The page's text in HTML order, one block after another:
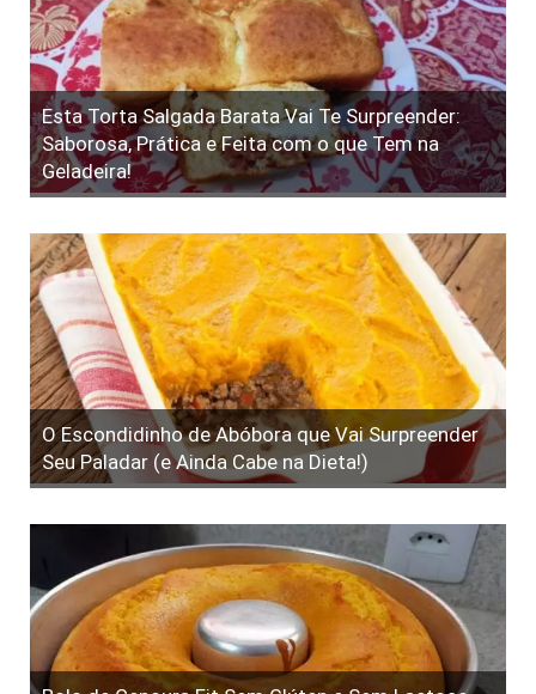
Esta Torta Salgada Barata Vai Te Surpreender:
Saborosa, Prática e Feita com o que Tem na
Geladeira!
O Escondidinho de Abóbora que Vai Surpreender
Seu Paladar (e Ainda Cabe na Dieta!)